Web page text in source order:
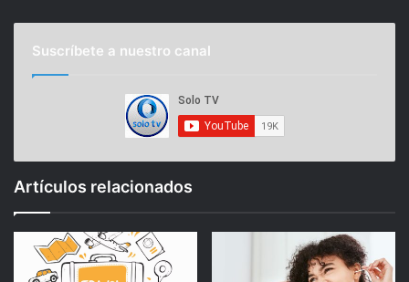
Suscríbete a nuestro canal
Artículos relacionados